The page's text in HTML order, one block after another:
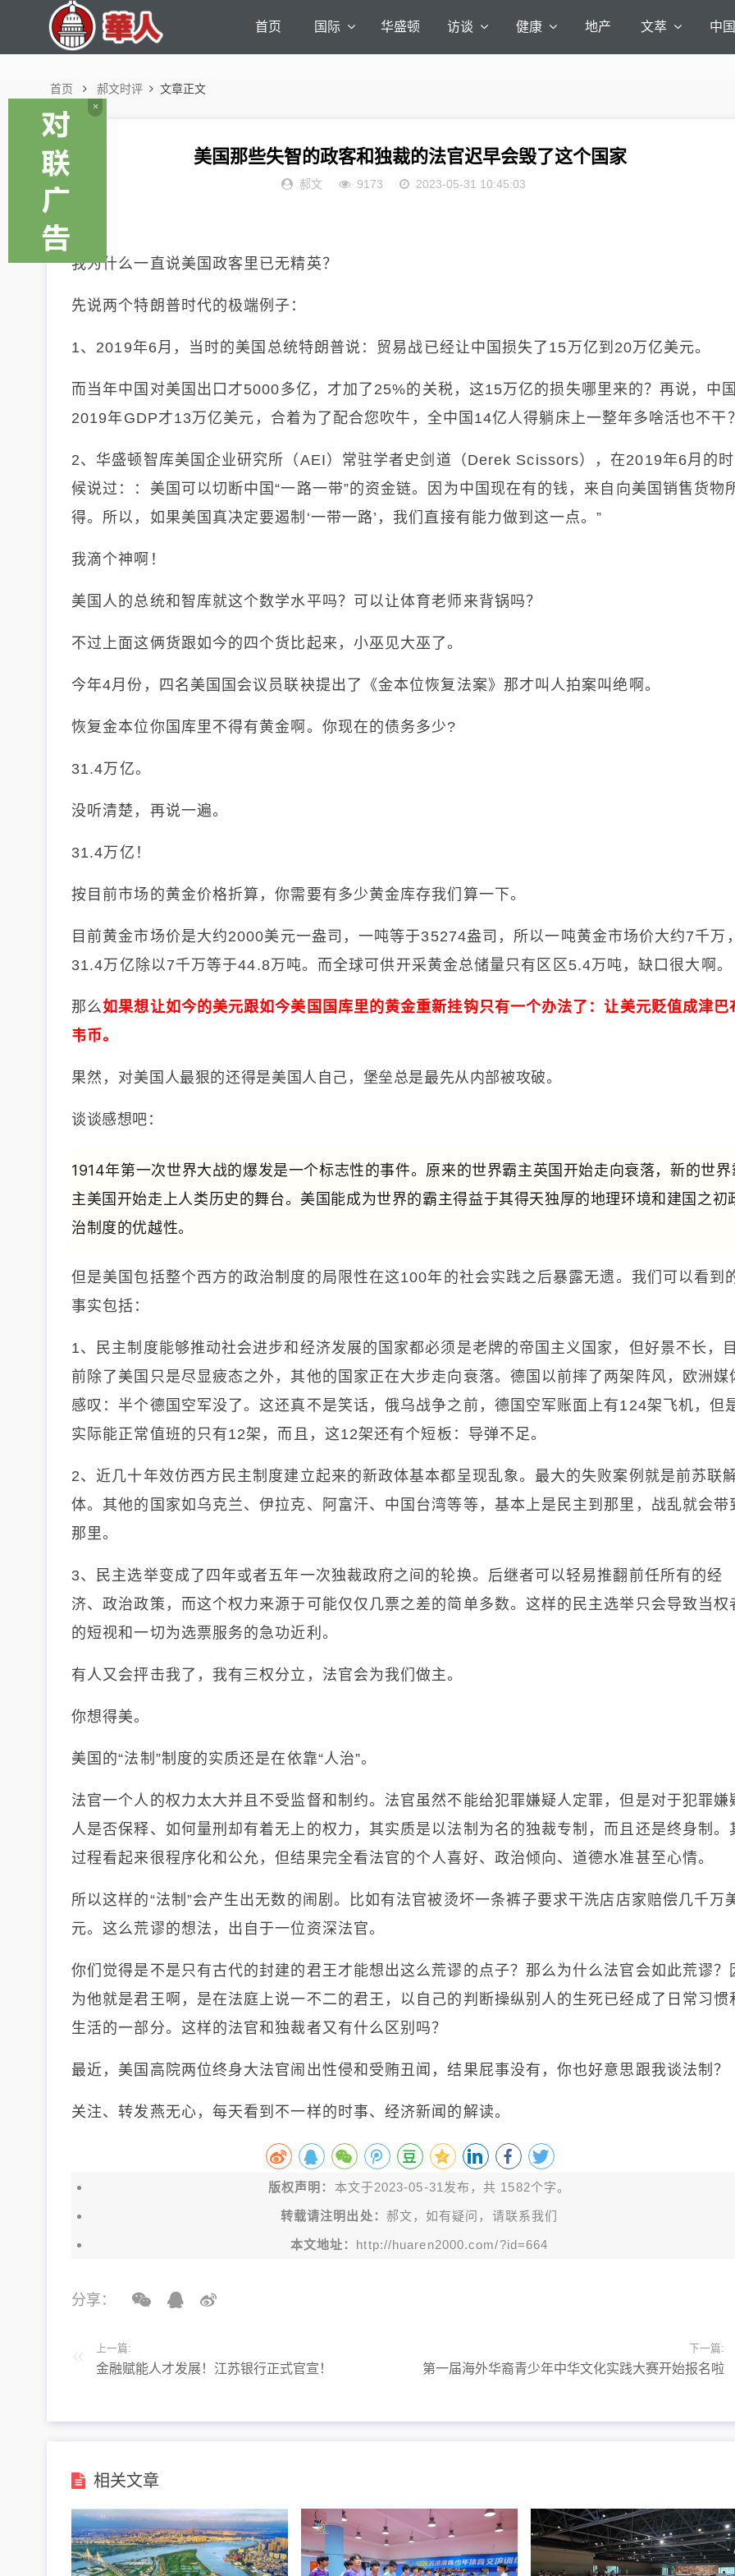
首页 国际 华盛顿 访谈 健康 地产 文萃 中国
首页 郝文时评 文章正文
美国那些失智的政客和独裁的法官迟早会毁了这个国家
郝文 9173 2023-05-31 10:45:03
我为什么一直说美国政客里已无精英？
先说两个特朗普时代的极端例子：
1、2019年6月，当时的美国总统特朗普说：贸易战已经让中国损失了15万亿到20万亿美元。
而当年中国对美国出口才5000多亿，才加了25%的关税，这15万亿的损失哪里来的？再说，中国
2019年GDP才13万亿美元，合着为了配合您吹牛，全中国14亿人得躺床上一整年多啥活也不干？
2、华盛顿智库美国企业研究所（AEI）常驻学者史剑道（Derek Scissors），在2019年6月的时
候说过：：美国可以切断中国“一路一带”的资金链。因为中国现在有的钱，来自向美国销售货物
得。所以，如果美国真决定要遏制‘一带一路’，我们直接有能力做到这一点。”
我滴个神啊！
美国人的总统和智库就这个数学水平吗？可以让体育老师来背锅吗？
不过上面这俩货跟如今的四个货比起来，小巫见大巫了。
今年4月份，四名美国国会议员联袂提出了《金本位恢复法案》那才叫人拍案叫绝啊。
恢复金本位你国库里不得有黄金啊。你现在的债务多少?
31.4万亿。
没听清楚，再说一遍。
31.4万亿！
按目前市场的黄金价格折算，你需要有多少黄金库存我们算一下。
目前黄金市场价是大约2000美元一盎司，一吨等于35274盎司，所以一吨黄金市场价大约7千万，
31.4万亿除以7千万等于44.8万吨。而全球可供开采黄金总储量只有区区5.4万吨，缺口很大啊。
那么如果想让如今的美元跟如今美国国库里的黄金重新挂钩只有一个办法了：让美元贬值成津巴
韦币。
果然，对美国 人最狠的还得是美国人自己，堡垒总是最先从内部被攻破。
谈谈感想吧：
1914年第一次世界大战的爆发是一个标志性的事件。 原来的世界霸主英国开始走向衰落，新的世界
主美国开始走上人类历史的舞台。 美国能成为世界的霸主得益于其得天独厚的地理环境和建国之初
治制度的优越性。
但是美国包括整个西方的政治制度的局限性在这100年的社会实践之后暴露无遗。我们可以看到
事实包括：
1、民主制度能够推动社会进步和经济发展的国家都必须是老牌的帝国主义国家，但好景不长，目
前除了美国只是尽显疲态之外，其他的国家正在大步走向衰落。德国以前摔了两架阵风，欧洲媒
感叹：半个德国空军没了。这还真不是笑话，俄乌战争之前，德国空军账面上有124架飞机，但
实际能正常值班的只有12架，而且，这12架还有个短板：导弹不足。
2、近几十年效仿西方民主制度建立起来的新政体基本都呈现乱象。最大的失败案例就是前苏联
体。其他的国家如乌克兰、伊拉克、阿富汗、中国台湾等等，基本上是民主到那里，战乱就会带
那里。
3、民主选举变成了四年或者五年一次独裁政府之间的轮换。后继者可以轻易推翻前任所有的经
济、政治政策，而这个权力来源于可能仅仅几票之差的简单多数。这样的民主选举只会导致当权
的短视和一切为选票服务的急功近利。
有人又会抨击我了，我有三权分立，法官会为我们做主。
你想得美。
美国的“法制”制度的实质还是在依靠“人治”。
法官一个人的权力太大并且不受监督和制约。法官虽然不能给犯罪嫌疑人定罪，但是对于犯罪嫌
人是否保释、如何量刑却有着无上的权力，其实质是以法制为名的独裁专制，而且还是终身制。
过程看起来很程序化和公允，但结果完全看法官的个人喜好、政治倾向、道德水准甚至心情。
所以这样的“法制”会产生出无数的闹剧。比如有法官被烫坏一条裤子要求干洗店店家赔偿几千万
元。这么荒谬的想法，出自于一位资深法官。
你们觉得是不是只有古代的封建的君王才能想出这么荒谬的点子？那么为什么法官会如此荒谬？
为他就是君王啊，是在法庭上说一不二的君王，以自己的判断操纵别人的生死已经成了日常习惯
生活的一部分。这样的法官和独裁者又有什么区别吗？
最近，美国高院两位终身大法官闹出性侵和受贿丑闻，结果屁事没有，你也好意思跟我谈法制？
关注、转发燕无心，每天看到不一样的时事、经济新闻的解读。
版权声明： 本文于2023-05-31发布，共 1582个字。
转载请注明出处： 郝文，如有疑问，请联系我们
本文地址： http://huaren2000.com/?id=664
分享：
上一篇:
金融赋能人才发展！江苏银行正式官宣！
下一篇:
第一届海外华裔青少年中华文化实践大赛开始报名啦
相关文章
×